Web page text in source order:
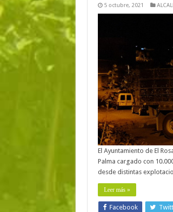
5 octubre, 2021
El Ayuntamiento de El
Palma cargado con
desde distintas
Leer más »
Facebook